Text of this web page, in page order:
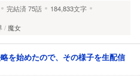
完結済75話
184,833文字
魔女
を始めたので、その様子を生配信